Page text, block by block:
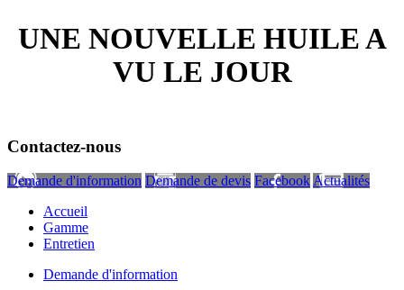
UNE NOUVELLE HUILE A
VU LE JOUR
Contactez-nous
Demande d'information Demande de devis Facebook Actualités
Accueil
Gamme
Entretien
Demande d'information